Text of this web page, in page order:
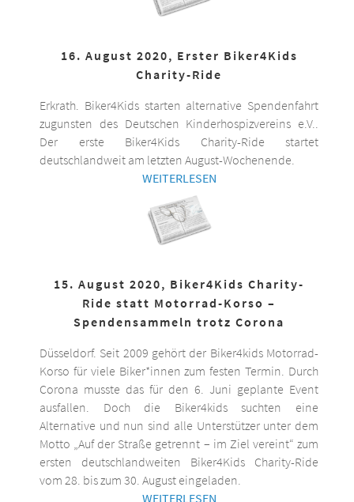
16. August 2020, Erster Biker4Kids
Charity-Ride
Erkrath. Biker4Kids starten alternative Spendenfahrt
zugunsten des Deutschen Kinderhospizvereins e.V..
Der erste Biker4Kids Charity-Ride startet
deutschlandweit am letzten August-Wochenende.
WEITERLESEN
15. August 2020, Biker4Kids Charity-
Ride statt Motorrad-Korso –
Spendensammeln trotz Corona
Düsseldorf. Seit 2009 gehört der Biker4kids Motorrad-
Korso für viele Biker*innen zum festen Termin. Durch
Corona musste das für den 6. Juni geplante Event
ausfallen. Doch die Biker4kids suchten eine
Alternative und nun sind alle Unterstützer unter dem
Motto „Auf der Straße getrennt – im Ziel vereint“ zum
ersten deutschlandweiten Biker4Kids Charity-Ride
vom 28. bis zum 30. August eingeladen.
WEITERLESEN